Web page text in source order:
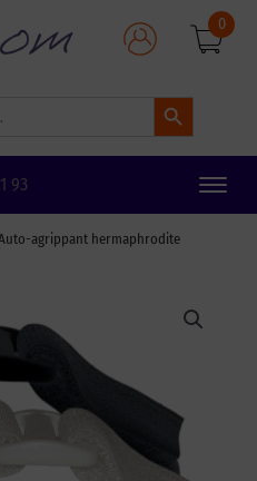
Search Button
0
93
Toggle
agrippant hermaphrodite